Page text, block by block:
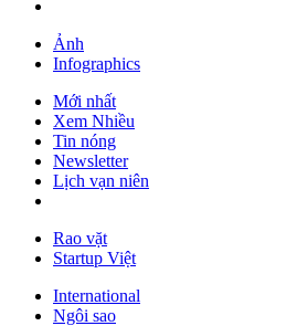
Ảnh
Infographics
Mới nhất
Xem Nhiều
Tin nóng
Newsletter
Lịch vạn niên
Rao vặt
Startup Việt
International
Ngôi sao